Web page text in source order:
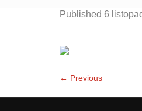
Published 6
← Previous